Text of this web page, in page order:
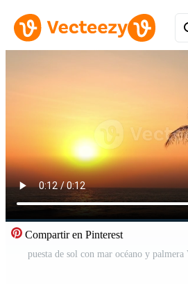
Compartir en Pinterest
puesta de sol con mar océano y